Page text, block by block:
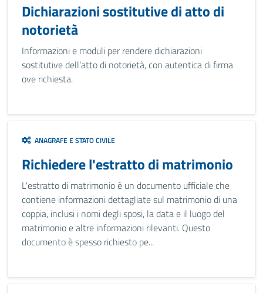
Dichiarazioni sostitutive di atto di
notorietà
Informazioni e moduli per rendere dichiarazioni
sostitutive dell’atto di notorietà, con autentica di firma
ove richiesta.
ANAGRAFE E STATO CIVILE
Richiedere l'estratto di matrimonio
L'estratto di matrimonio è un documento ufficiale che
contiene informazioni dettagliate sul matrimonio di una
coppia, inclusi i nomi degli sposi, la data e il luogo del
matrimonio e altre informazioni rilevanti. Questo
documento è spesso richiesto pe...